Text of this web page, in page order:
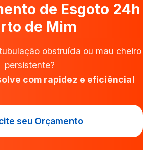
de Esgoto 24h
de Mim
obstruída ou mau cheiro
persistente?
com rapidez e eficiência!
seu Orçamento